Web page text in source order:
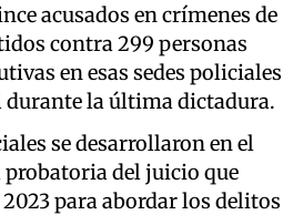
acusados en crímenes de
contra 299 personas
en esas sedes policiales
la última dictadura.
se desarrollaron en el
del juicio que
para abordar los delitos